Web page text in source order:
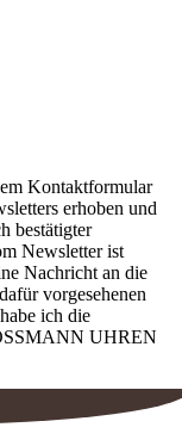
Kontaktformular
erhoben und
bestätigter
Newsletter ist
Nachricht an die
vorgesehenen
ich die
UHREN